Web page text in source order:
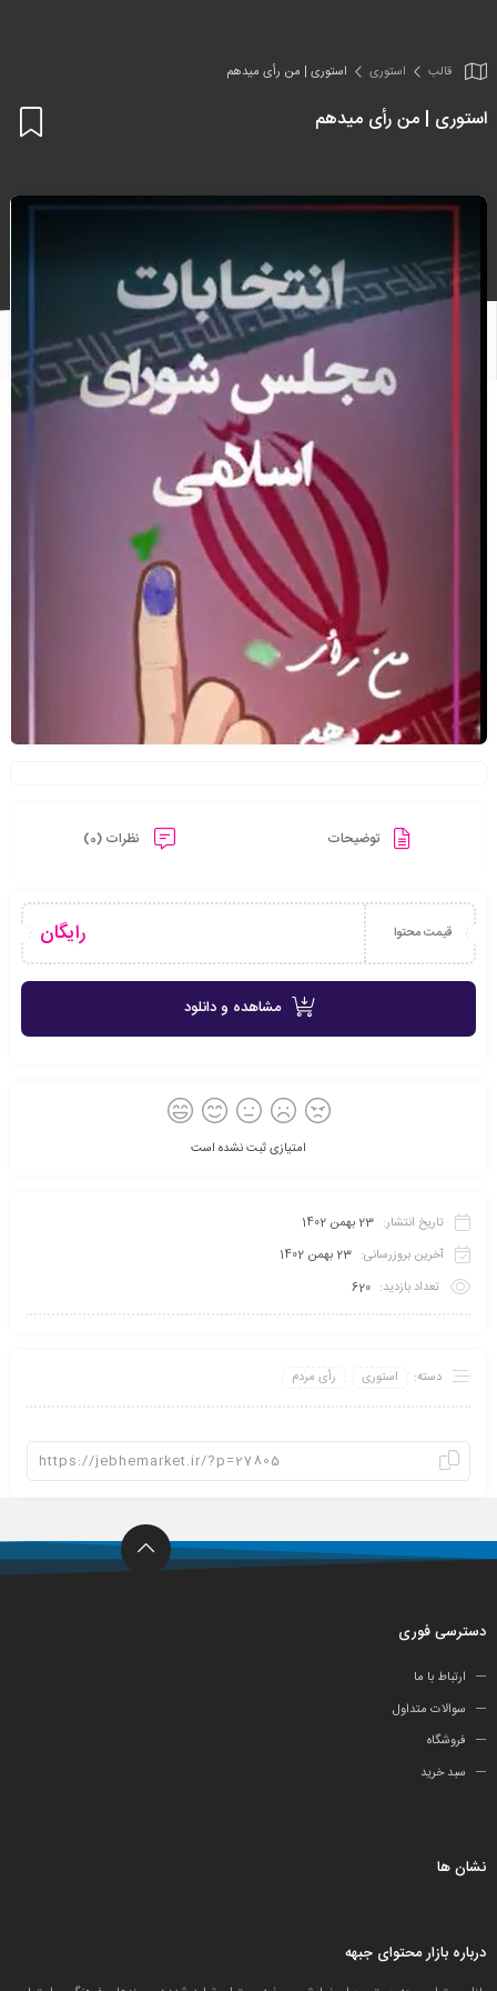
قالب استوری استوری | من رأی میدهم
استوری | من رأی میدهم
توضیحات نظرات (0)
قیمت محتوا رایگان
مشاهده و دانلود
امتیازی ثبت نشده است
تاریخ انتشار: 23 بهمن 1402
آخرین بروزرسانی: 23 بهمن 1402
تعداد بازدید: 620
دسته: استوری رأی مردم
دسترسی فوری
ارتباط با ما
سوالات متداول
فروشگاه
سبد خرید
نشان ها
درباره بازار محتوای جبهه